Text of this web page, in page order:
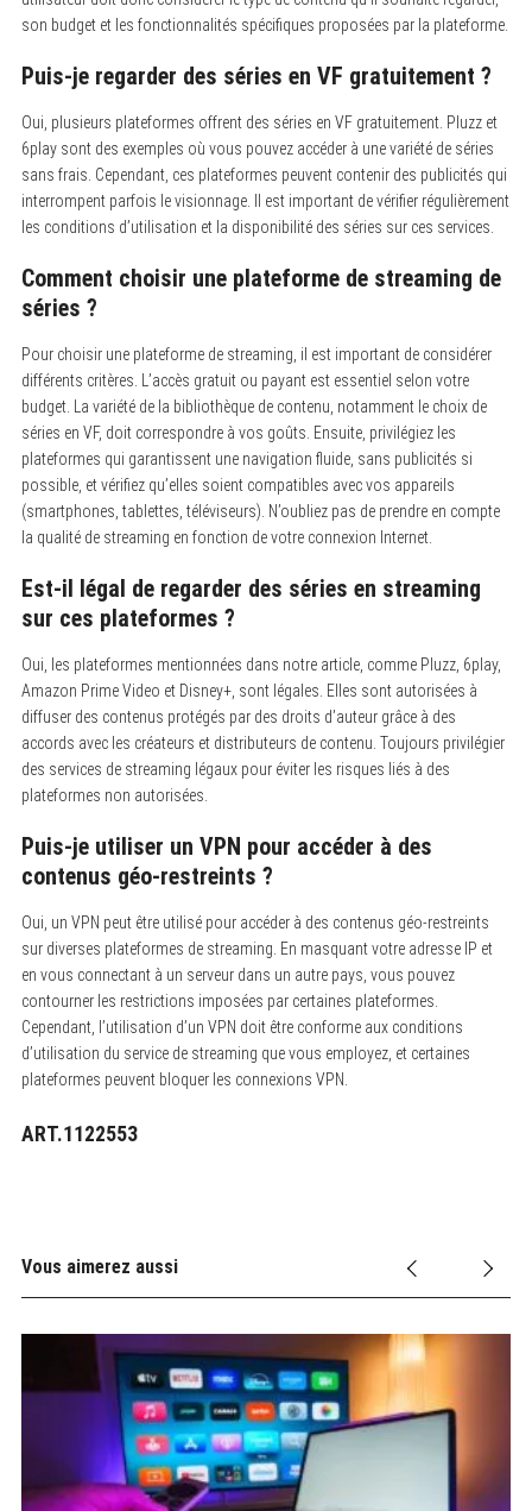
son budget et les fonctionnalités spécifiques proposées par la plateforme.
Puis-je regarder des séries en VF gratuitement ?
Oui, plusieurs plateformes offrent des séries en VF gratuitement. Pluzz et
6play sont des exemples où vous pouvez accéder à une variété de séries
sans frais. Cependant, ces plateformes peuvent contenir des publicités qui
interrompent parfois le visionnage. Il est important de vérifier régulièrement
les conditions d’utilisation et la disponibilité des séries sur ces services.
Comment choisir une plateforme de streaming de
séries ?
Pour choisir une plateforme de streaming, il est important de considérer
différents critères. L’accès gratuit ou payant est essentiel selon votre
budget. La variété de la bibliothèque de contenu, notamment le choix de
séries en VF, doit correspondre à vos goûts. Ensuite, privilégiez les
plateformes qui garantissent une navigation fluide, sans publicités si
possible, et vérifiez qu’elles soient compatibles avec vos appareils
(smartphones, tablettes, téléviseurs). N’oubliez pas de prendre en compte
la qualité de streaming en fonction de votre connexion Internet.
Est-il légal de regarder des séries en streaming
sur ces plateformes ?
Oui, les plateformes mentionnées dans notre article, comme Pluzz, 6play,
Amazon Prime Video et Disney+, sont légales. Elles sont autorisées à
diffuser des contenus protégés par des droits d’auteur grâce à des
accords avec les créateurs et distributeurs de contenu. Toujours privilégier
des services de streaming légaux pour éviter les risques liés à des
plateformes non autorisées.
Puis-je utiliser un VPN pour accéder à des
contenus géo-restreints ?
Oui, un VPN peut être utilisé pour accéder à des contenus géo-restreints
sur diverses plateformes de streaming. En masquant votre adresse IP et
en vous connectant à un serveur dans un autre pays, vous pouvez
contourner les restrictions imposées par certaines plateformes.
Cependant, l’utilisation d’un VPN doit être conforme aux conditions
d’utilisation du service de streaming que vous employez, et certaines
plateformes peuvent bloquer les connexions VPN.
ART.1122553
Vous aimerez aussi
a
o
r